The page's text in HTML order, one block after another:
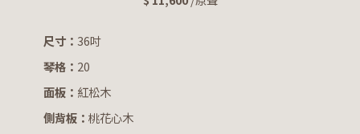
尺寸：36吋
琴格： 20
面板： 紅松木
側背板：桃花心木